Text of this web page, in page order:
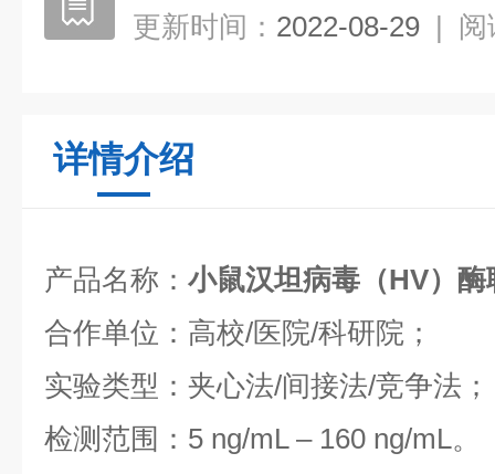
更新时间： 2022-08-29 | 阅
详情介绍
产品名称： 小鼠汉坦病毒（HV）
合作单位：高校/医院/科研院；
实验类型：夹心法/间接法/竞争法；
检测范围：5 ng/mL – 160 ng/mL。